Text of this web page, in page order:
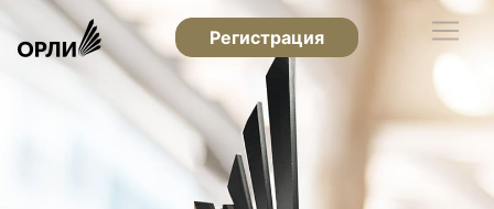
Регистрация